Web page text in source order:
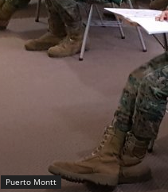
Puerto Montt